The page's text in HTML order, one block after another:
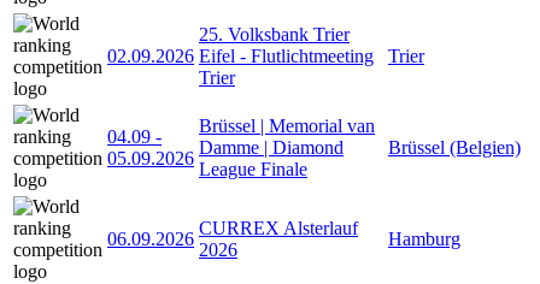
02.09.2026
25. Volksbank Trier
Eifel - Flutlichtmeeting
Trier
Trier
04.09 -
05.09.2026
Brüssel | Memorial van
Damme | Diamond
League Finale
Brüssel (Belgien)
06.09.2026
CURREX Alsterlauf
2026
Hamburg